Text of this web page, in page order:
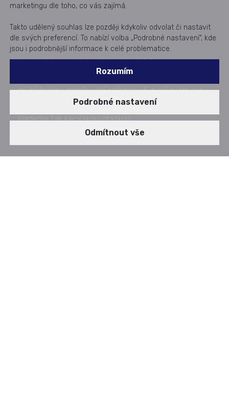
Mnoha lidem nyní skončily výhodné fixace cen za
energie, podniky aktuálně přemýšlí, jak čelit
průběžnému zdražování softwaru či zvyšování cen
poskytovatelů služeb IT infrastruktury. A my
klademe tak kacířskou otázku?
Zveřejněno dne: 15. 12. 2022
marketingu dle toho, co vás zajímá.
Takto udělený souhlas lze později kdykoliv odvolat či nastavit
dle svých preferencí. To nabízí volba „Podrobné nastavení“, kde
jsou i podrobnější informace k celé problematice.
Rozumím
Podrobné nastavení
Odmítnout vše